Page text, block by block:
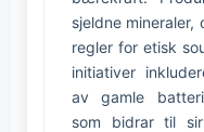
sjeldne
regler for etisk
initiativer
av gamle
som bidrar til